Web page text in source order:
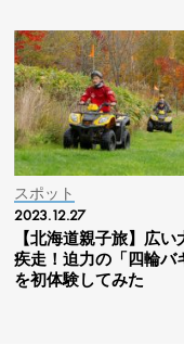
スポット
2023.12.27
【北海道親子旅】広い
疾走！迫力の「四輪バ
を初体験してみた